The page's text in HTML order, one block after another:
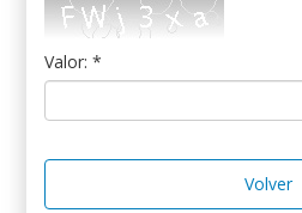
Valor: *
Volver